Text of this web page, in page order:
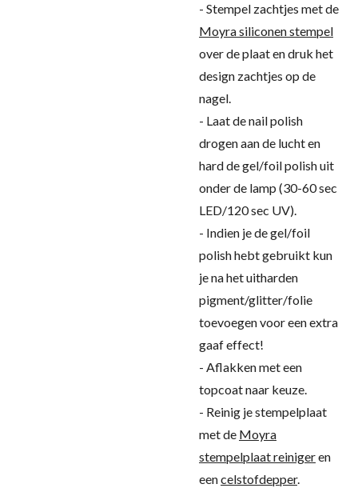
- Stempel zachtjes met de
Moyra siliconen stempel
over de plaat en druk het
design zachtjes op de
nagel.
- Laat de nail polish
drogen aan de lucht en
hard de gel/foil polish uit
onder de lamp (30-60 sec
LED/120 sec UV).
- Indien je de gel/foil
polish hebt gebruikt kun
je na het uitharden
pigment/glitter/folie
toevoegen voor een extra
gaaf effect!
- Aflakken met een
topcoat naar keuze.
- Reinig je stempelplaat
met de Moyra
stempelplaat reinigeren
eencelstofdepper.